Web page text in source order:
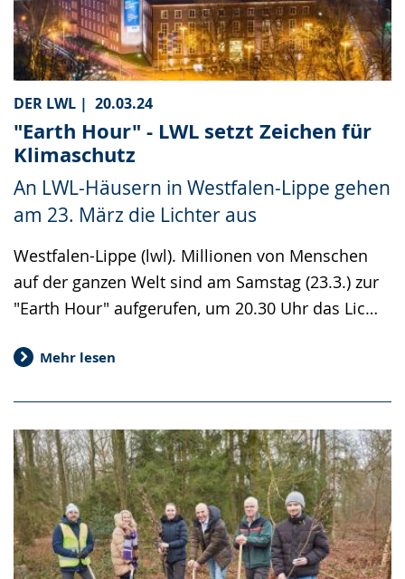
DER LWL | 20.03.24
"Earth Hour" - LWL setzt Zeichen für
Klimaschutz
An LWL-Häusern in Westfalen-Lippe gehen
am 23. März die Lichter aus
Westfalen-Lippe (lwl). Millionen von Menschen
auf der ganzen Welt sind am Samstag (23.3.) zur
"Earth Hour" aufgerufen, um 20.30 Uhr das Lic…
Mehr lesen